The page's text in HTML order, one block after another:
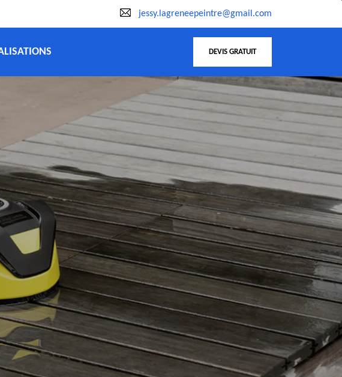
jessy.lagreneepeintre@gmail.com
DEVIS GRATUIT